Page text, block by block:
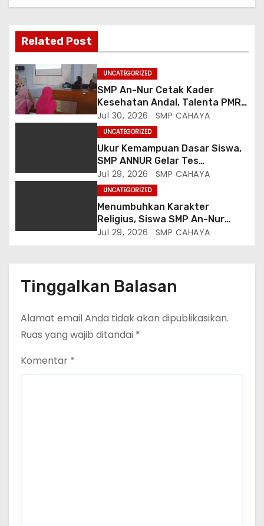
s
Related Post
UNCATEGORIZED
SMP An-Nur Cetak Kader
Kesehatan Andal, Talenta PMR
Putri Serap Ilmu Penyakit dan
Sanitasi dari Mahasiswa
Poltekkes Malang
Jul 30, 2026 SMP CAHAYA
UNCATEGORIZED
Ukur Kemampuan Dasar Siswa,
SMP ANNUR Gelar Tes
Matrikulasi Matematika
Berbasis Gaya Belajar
Jul 29, 2026 SMP CAHAYA
UNCATEGORIZED
Menumbuhkan Karakter
Religius, Siswa SMP An-Nur
Biasakan Salat Dhuha di Sela
Jul 29, 2026 SMP CAHAYA
Tinggalkan Balasan
Alamat email Anda tidak akan dipublikasikan.
Ruas yang wajib ditandai *
Komentar *